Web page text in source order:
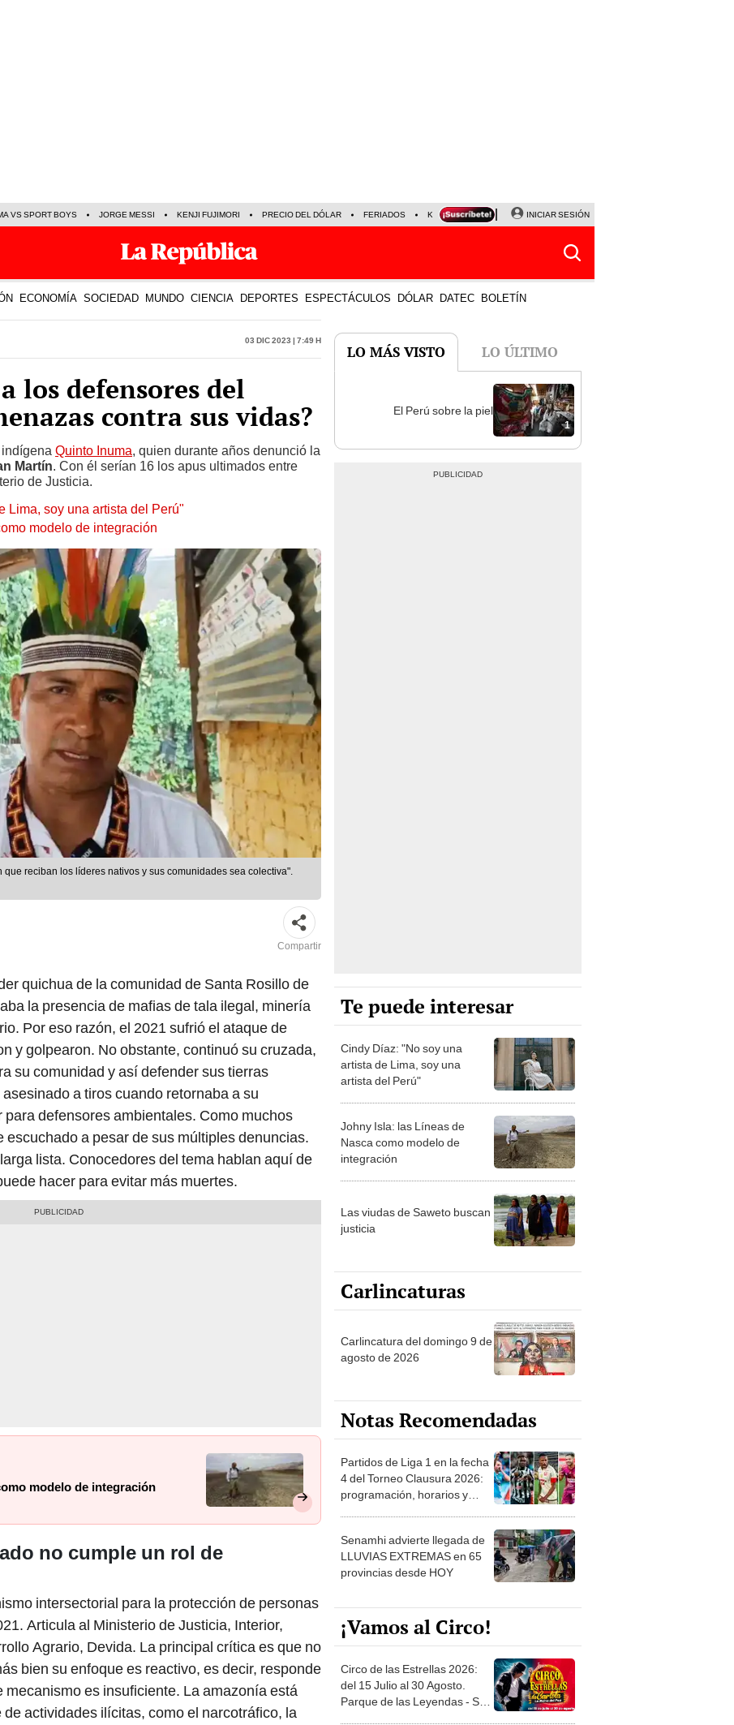
VS SPORT BOYS JORGE MESSI KENJI FUJIMORI PRECIO DEL DÓLAR FERIADOS KEIKO FUJIMORI NALDY SALDAÑA
INICIAR SESIÓN
ECONOMÍA SOCIEDAD MUNDO CIENCIA DEPORTES ESPECTÁCULOS DÓLAR DATEC BOLETÍN
03 Dic 2023 | 7:49 h
los defensores del
contra sus vidas?
Quinto Inuma, quien durante años denunció la
Martín. Con él serían 16 los apus ultimados entre
de Justicia.
Lima, soy una artista del Perú"
modelo de integración
reciban los líderes nativos y sus comunidades sea colectiva".
Compartir
quichua de la comunidad de Santa Rosillo de
la presencia de mafias de tala ilegal, minería
Por eso razón, el 2021 sufrió el ataque de
y golpearon. No obstante, continuó su cruzada,
su comunidad y así defender sus tierras
a tiros cuando retornaba a su
defensores ambientales. Como muchos
a pesar de sus múltiples denuncias.
lista. Conocedores del tema hablan aquí de
hacer para evitar más muertes.
modelo de integración
no cumple un rol de
intersectorial para la protección de personas
Articula al Ministerio de Justicia, Interior,
Agrario, Devida. La principal crítica es que no
bien su enfoque es reactivo, es decir, responde
es insuficiente. La amazonía está
actividades ilícitas, como el narcotráfico, la
LO MÁS VISTO LO ÚLTIMO
1
El Perú sobre la piel
Te puede interesar
Cindy Díaz: "No soy una
artista de Lima, soy una
artista del Perú"
Johny Isla: las Líneas de
Nasca como modelo de
integración
Las viudas de Saweto buscan
justicia
Carlincaturas
Carlincatura del domingo 9 de
agosto de 2026
Notas Recomendadas
Partidos de Liga 1 en la fecha
4 del Torneo Clausura 2026:
programación, horarios y
Senamhi advierte llegada de
LLUVIAS EXTREMAS en 65
provincias desde HOY
¡Vamos al Circo!
Circo de las Estrellas 2026:
del 15 Julio al 30 Agosto.
Parque de las Leyendas - San